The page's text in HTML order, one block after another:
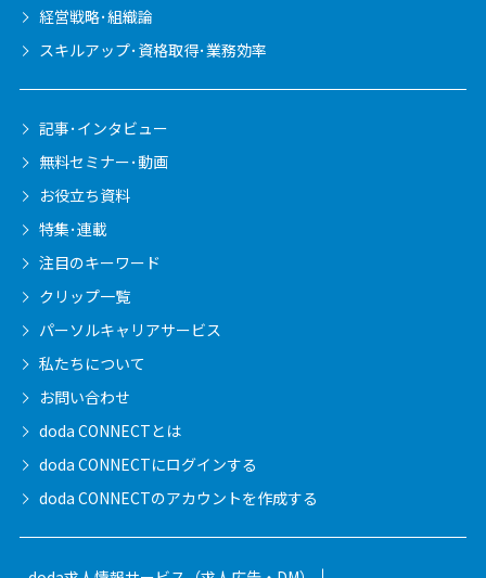
経営戦略･組織論
スキルアップ･資格取得･業務効率
記事･インタビュー
無料セミナー･動画
お役立ち資料
特集･連載
注目のキーワード
クリップ一覧
パーソルキャリアサービス
私たちについて
お問い合わせ
doda CONNECTとは
doda CONNECTにログインする
doda CONNECTのアカウントを作成する